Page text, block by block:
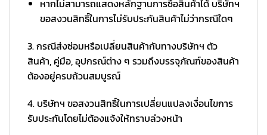
หากไม่สามารถแสดงหลักฐานการซื้อสินค้าได้ บริษัทฯ
ขอสงวนสิทธิ์ในการไม่รับประกันสินค้าไม่ว่ากรณีใดๆ
3. กรณีส่งซ่อมหรือเปลี่ยนสินค้ากับทางบริษัทฯ ตัว
สินค้า, คู่มือ, อุปกรณ์ต่าง ๆ รวมถึงบรรจุภัณฑ์ของสินค้า
ต้องอยู่ครบถ้วนสมบูรณ์
4. บริษัทฯ ขอสงวนสิทธิ์ในการเปลี่ยนแปลงเงื่อนไขการ
รับประกันโดยไม่ต้องแจ้งให้ทราบล่วงหน้า